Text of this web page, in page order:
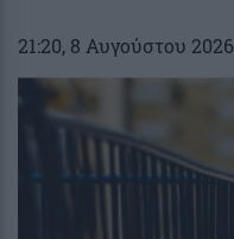
21:20, 8 Αυγούστου 2026